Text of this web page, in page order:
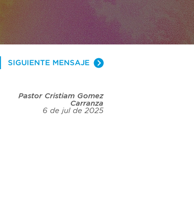
SIGUIENTE MENSAJE
Pastor Cristiam Gomez
Carranza
6 de jul de 2025